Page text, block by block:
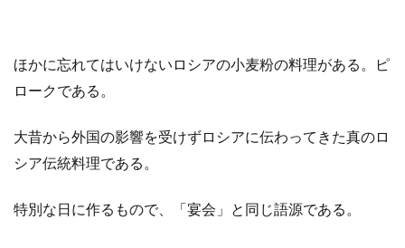
ほかに忘れてはいけないロシアの小麦粉の料理がある。ピ
ロークである。
大昔から外国の影響を受けずロシアに伝わってきた真のロ
シア伝統料理である。
特別な日に作るもので、「宴会」と同じ語源である。